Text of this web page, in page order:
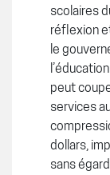
scolaires
réflexion
le
peut
services
dollars,
sans